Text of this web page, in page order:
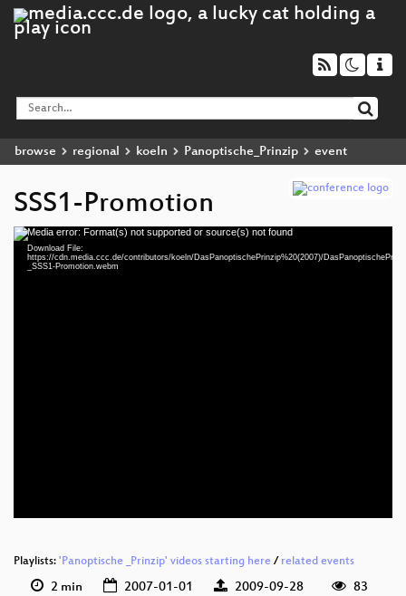
browse regional koeln Panoptische_Prinzip event
SSS1-Promotion
Video
Player
Media error: Format(s) not supported or source(s) not found
Download File:
https://cdn.media.ccc.de/contributors/koeln/DasPanoptischePrinzip%20(2007)/
_SSS1-Promotion.webm
Playlists: 'Panoptische _Prinzip' videos starting here / related events
2 min 2007-01-01 2009-09-28
83